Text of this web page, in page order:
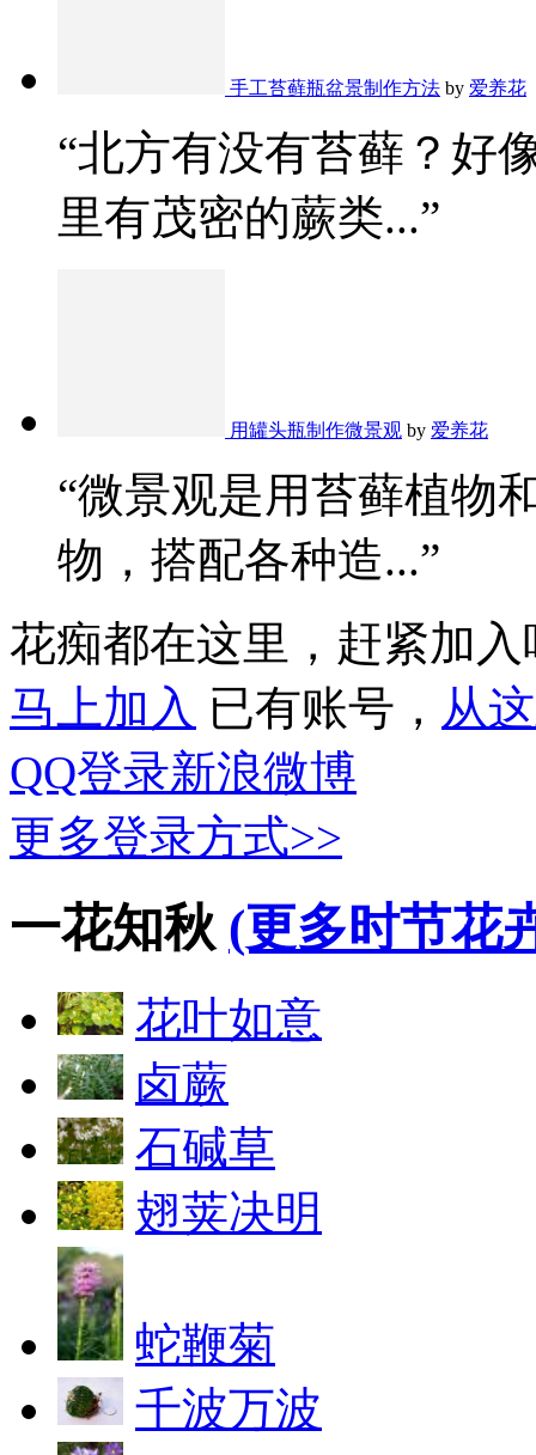
手工苔藓瓶盆景制作方法 by 爱养花
“北方有没有苔藓？好
里有茂密的蕨类...”
用罐头瓶制作微景观 by 爱养花
“微景观是用苔藓植物
物，搭配各种造...”
花痴都在这里，赶紧加入
马上加入 已有账号， 从
QQ登录新浪微博
更多登录方式>>
一花知秋 (更多时节花
花叶如意
卤蕨
石碱草
翅荚决明
蛇鞭菊
千波万波